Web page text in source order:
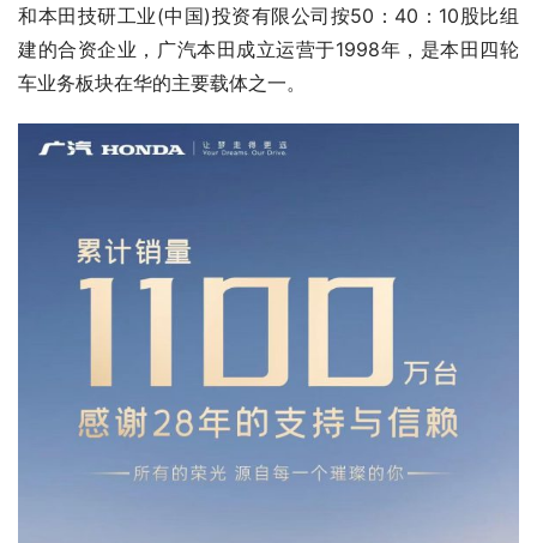
和本田技研工业(中国)投资有限公司按50：40：10股比组
建的合资企业，广汽本田成立运营于1998年，是本田四轮
车业务板块在华的主要载体之一。